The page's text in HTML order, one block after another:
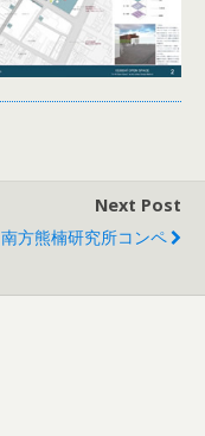
Next Post
南方熊楠研究所コンペ